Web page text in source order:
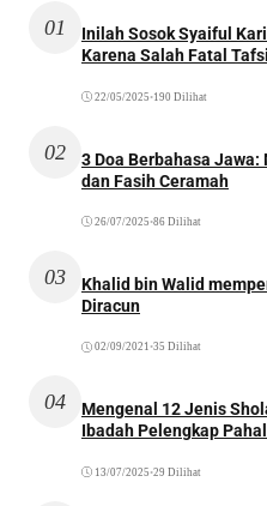
01
Inilah Sosok Syaiful
Karena Salah Fatal
22/05/2025 •190 Dilihat
02
3 Doa Berbahasa Jawa:
dan Fasih Ceramah
26/07/2025 •86 Dilihat
03
Khalid bin Walid
Diracun
02/09/2021 •35 Dilihat
04
Mengenal 12 Jenis
Ibadah Pelengkap
13/07/2025 •29 Dilihat